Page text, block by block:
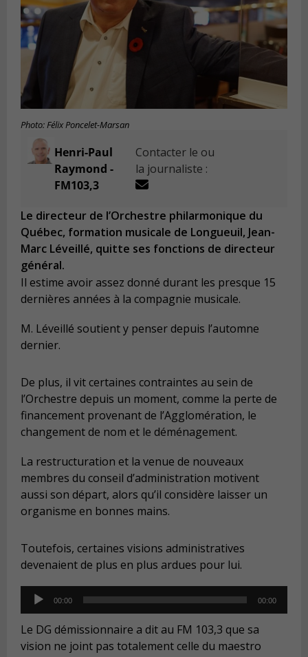
Photo: Félix Poncelet-Marsan
Henri-Paul
Raymond -
FM103,3
Contacter le ou
la journaliste :
Le directeur de l’Orchestre philarmonique du
Québec, formation musicale de Longueuil, Jean-
Marc Léveillé, quitte ses fonctions de directeur
général.
Il estime avoir assez donné durant les presque 15
dernières années à la compagnie musicale.
M. Léveillé soutient y penser depuis l’automne
dernier.
De plus, il vit certaines contraintes au sein de
l’Orchestre depuis un moment, comme la perte de
financement provenant de l’Agglomération, le
changement de nom et le déménagement.
La restructuration et la venue de nouveaux
membres du conseil d’administration motivent
aussi son départ, alors qu’il considère laisser un
organisme en bonnes mains.
Toutefois, certaines visions administratives
devenaient de plus en plus ardues pour lui.
Audio
Player
00:00 00:00
Le DG démissionnaire a dit au FM 103,3 que sa
vision ne joint pas totalement celle du maestro